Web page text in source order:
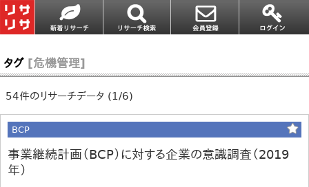
タグ [危機管理]
54件のリサーチデータ (1/6)
BCP
事業継続計画（BCP）に対する企業の意識調査（2019
年）